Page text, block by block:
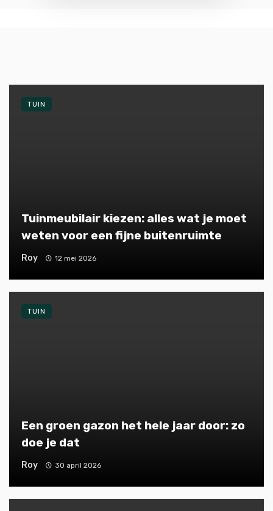
Tuinmeubilair kiezen: alles wat je moet
weten voor een fijne buitenruimte
Roy 12 mei 2026
TUIN
Een groen gazon het hele jaar door: zo
doe je dat
Roy 30 april 2026
TUIN